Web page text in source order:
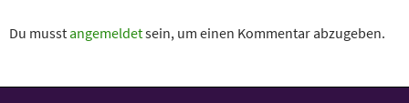
Du musst angemeldetsein, um einen Kommentar abzugeben.